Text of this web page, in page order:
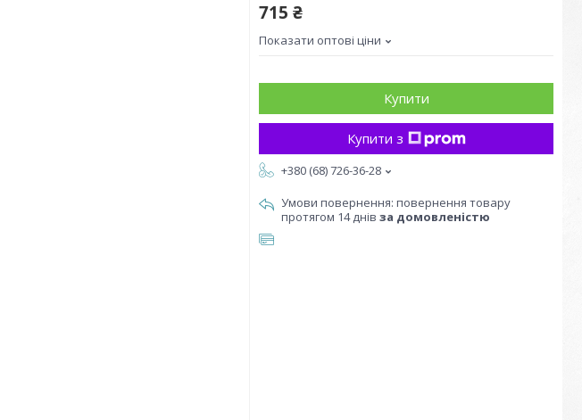
715 ₴
Показати оптові ціни
Купити
Купити з
+380 (68) 726-36-28
повернення товару
протягом 14 днів за домовленістю